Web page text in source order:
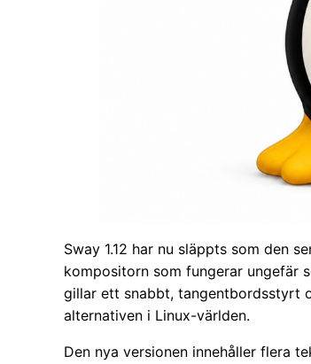
Sway 1.12 har nu släppts som den
kompositorn som fungerar ungefär
gillar ett snabbt, tangentbordsstyrt
alternativen i Linux-världen.
Den nya versionen innehåller flera